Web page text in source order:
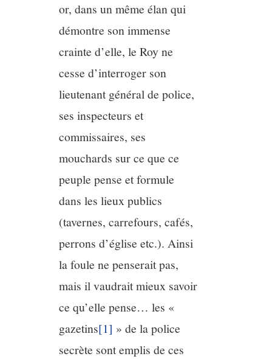
or, dans un même élan qui
démontre son immense
crainte d’elle, le Roy ne
cesse d’interroger son
lieutenant général de police,
ses inspecteurs et
commissaires, ses
mouchards sur ce que ce
peuple pense et formule
dans les lieux publics
(tavernes, carrefours, cafés,
perrons d’église etc.). Ainsi
la foule ne penserait pas,
mais il vaudrait mieux savoir
ce qu’elle pense… les «
gazetins[1] » de la police
secrète sont emplis de ces